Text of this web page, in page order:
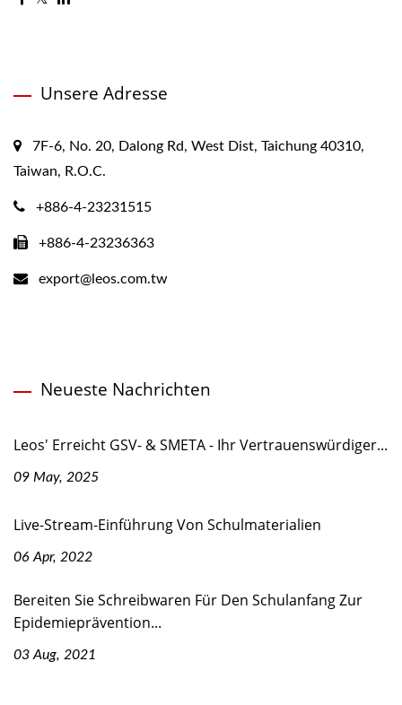
Unsere Adresse
7F-6, No. 20, Dalong Rd, West Dist, Taichung 40310,
Taiwan, R.O.C.
+886-4-23231515
+886-4-23236363
export@leos.com.tw
Neueste Nachrichten
Leos' Erreicht GSV- & SMETA - Ihr Vertrauenswürdiger...
09 May, 2025
Live-Stream-Einführung Von Schulmaterialien
06 Apr, 2022
Bereiten Sie Schreibwaren Für Den Schulanfang Zur
Epidemieprävention...
03 Aug, 2021